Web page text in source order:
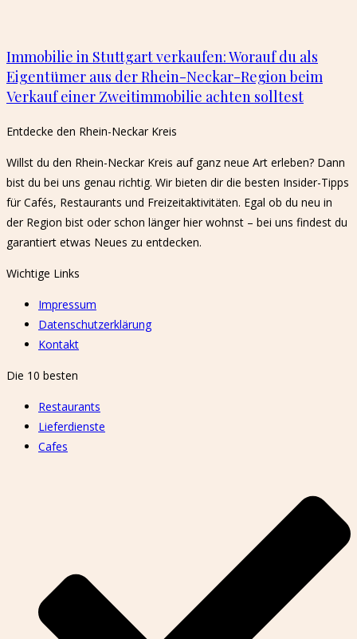
Immobilie in Stuttgart verkaufen: Worauf du als
Eigentümer aus der Rhein-Neckar-Region beim
Verkauf einer Zweitimmobilie achten solltest
Entdecke den Rhein-Neckar Kreis​
Willst du den Rhein-Neckar Kreis auf ganz neue Art erleben? Dann
bist du bei uns genau richtig. Wir bieten dir die besten Insider-Tipps
für Cafés, Restaurants und Freizeitaktivitäten. Egal ob du neu in
der Region bist oder schon länger hier wohnst – bei uns findest du
garantiert etwas Neues zu entdecken.
Wichtige Links
Impressum
Datenschutzerklärung
Kontakt
Die 10 besten
Restaurants
Lieferdienste
Cafes